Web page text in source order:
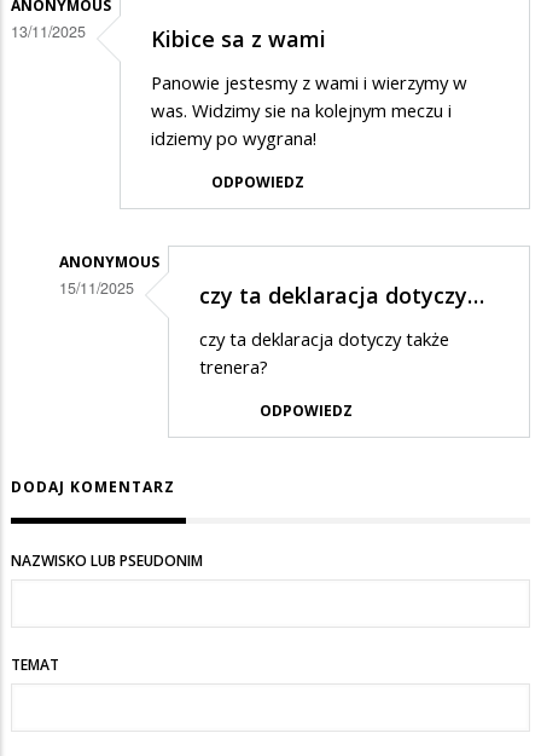
ANONYMOUS
13/11/2025 Kibice sa z wami
Panowie jestesmy z wami i wierzymy w
was. Widzimy sie na kolejnym meczu i
idziemy po wygrana!
ODPOWIEDZ
ANONYMOUS
15/11/2025
na
sa
czy ta deklaracja dotyczy…
czy ta deklaracja dotyczy także
trenera?
ODPOWIEDZ
DODAJ KOMENTARZ
NAZWISKO LUB PSEUDONIM
TEMAT